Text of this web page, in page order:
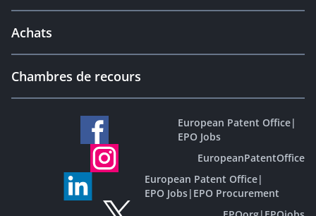
Achats
Chambres de recours
European Patent Office|
EPO Jobs
EuropeanPatentOffice
European Patent Office|
EPO Jobs| EPO Procurement